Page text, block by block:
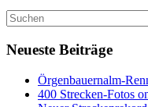
Neueste Beiträge
Örgenbauernalm-
400 Strecken-Fotos